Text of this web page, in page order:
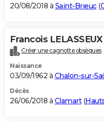
20/08/2018 à Saint-Brieuc(
Francois LELASSEUX
Créer une cagnotte obsèques
Naissance
03/09/1962 à Chalon-sur-
Décès
26/06/2018 à Clamart(